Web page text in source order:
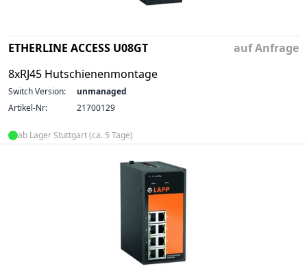
ETHERLINE ACCESS U08GT
8xRJ45 Hutschienenmontage
auf Anfrage
Switch Version:
unmanaged
Artikel-Nr:
21700129
ab Lager Stuttgart (ca. 5 Tage)